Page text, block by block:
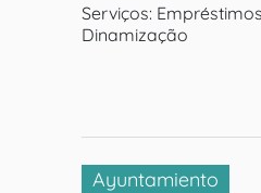
Serviços:
Dinamização
Ayuntamiento